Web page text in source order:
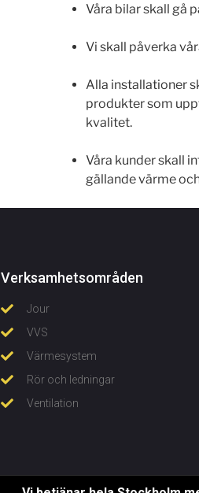
Våra bilar skall gå
Vi skall påverka
Alla installationer
produkter som
kvalitet.
Våra kunder skall
gällande värme
Verksamhetsområden
Jour
VVS
Värmesystem
Rör och ledningar
Ventilation